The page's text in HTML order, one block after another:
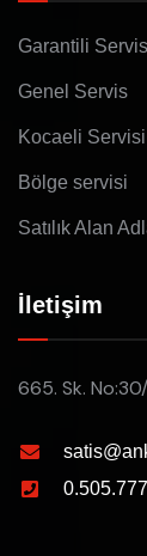
Garantili Servis
Genel Servis
Kocaeli Servisi
Bölge servisi
Satılık Alan
İletişim
665. Sk.